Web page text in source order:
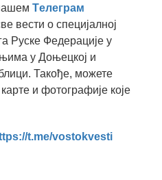
Tелеграм
вести о специјалној
Руске Федерације у
у Доњецкој и
Такође, можете
и фотографије које
t.me/vostokvesti